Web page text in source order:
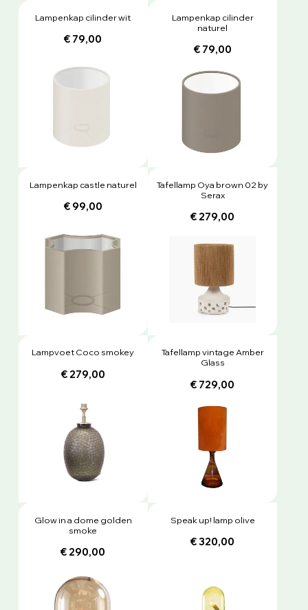
Lampenkap cilinder wit
€ 79,00
Lampenkap cilinder
naturel
€ 79,00
Lampenkap castle naturel
€ 99,00
Tafellamp Oya brown 02 by
Serax
€ 279,00
Lampvoet Coco smokey
€ 279,00
Tafellamp vintage Amber
Glass
€ 729,00
Glow in a dome golden
smoke
€ 290,00
Speak up! lamp olive
€ 320,00